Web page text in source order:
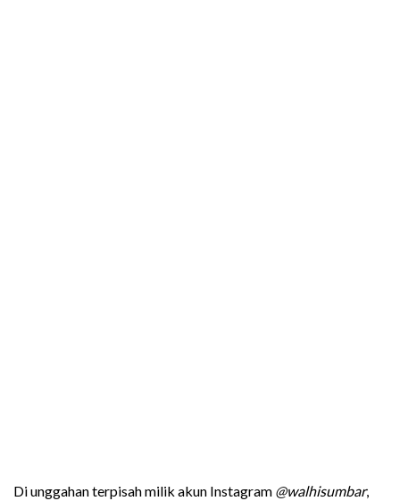
Di unggahan terpisah milik akun Instagram @walhisumbar,